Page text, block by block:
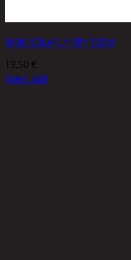
DON SOLARLYHTY 30CM
19,50 €
Lue Lisää